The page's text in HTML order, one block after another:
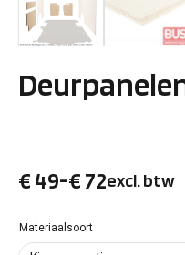
€ 49-€ 72
Prijsklasse:
€ 49
excl. btw
Materiaalsoort